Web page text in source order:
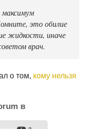
максимум
это обилие
жидкости, иначе
врач.
о том, кому нельзя
в